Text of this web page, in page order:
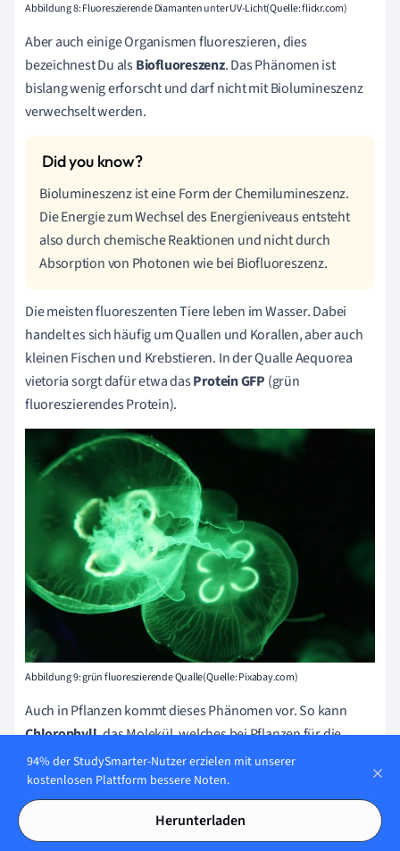
Abbildung 8: Fluoreszierende Diamanten unter UV-Licht(Quelle: flickr.com)
Aber auch einige Organismen fluoreszieren, dies
bezeichnest Du alsBiofluoreszenz. Das Phänomen ist
bislang wenig erforscht und darf nicht mit Biolumineszenz
verwechselt werden.
Biolumineszenz ist eine Form der Chemilumineszenz.
Die Energie zum Wechsel des Energieniveaus entsteht
also durch chemische Reaktionen und nicht durch
Absorption von Photonen wie bei Biofluoreszenz.
Die meisten fluoreszenten Tiere leben im Wasser. Dabei
handelt es sich häufig um Quallen und Korallen, aber auch
kleinen Fischen und Krebstieren. In der Qualle Aequorea
vietoria sorgt dafür etwa dasProtein GFP (grün
fluoreszierendes Protein).
Abbildung 9: grün fluoreszierende Qualle(Quelle: Pixabay.com)
Auch in Pflanzen kommt dieses Phänomen vor. So kann
Chlorophyll, das Molekül, welches bei Pflanzen für die
Photosynthese sorgt, unter Bestrahlung mit bestimmter
Wellenlänge rot fluoreszieren. Aber auch andere pflanzliche
Stoffe können fluoreszieren, mehr dazu erfährst Du in der
94% der StudySmarter-Nutzer erzielen mit unserer
kostenlosen Plattform bessere Noten.
Herunterladen